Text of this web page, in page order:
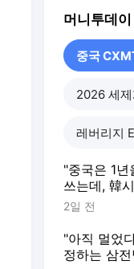
머니투데이
중국
2026 세
"중국은 1
쓰는데, 韓
할 정책 시급"
2일 전
"아직 멀었
정하는 삼